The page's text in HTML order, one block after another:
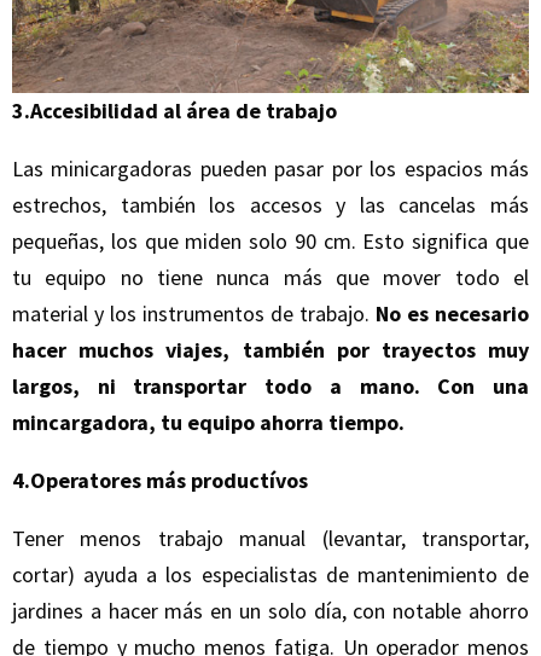
3.Accesibilidad al área de trabajo
Las minicargadoras pueden pasar por los espacios más
estrechos, también los accesos y las cancelas más
pequeñas, los que miden solo 90 cm. Esto significa que
tu equipo no tiene nunca más que mover todo el
material y los instrumentos de trabajo. No es necesario
hacer muchos viajes, también por trayectos muy
largos, ni transportar todo a mano. Con una
mincargadora, tu equipo ahorra tiempo.
4.Operatores más productívos
Tener menos trabajo manual (levantar, transportar,
cortar) ayuda a los especialistas de mantenimiento de
jardines a hacer más en un solo día, con notable ahorro
de tiempo y mucho menos fatiga. Un operador menos